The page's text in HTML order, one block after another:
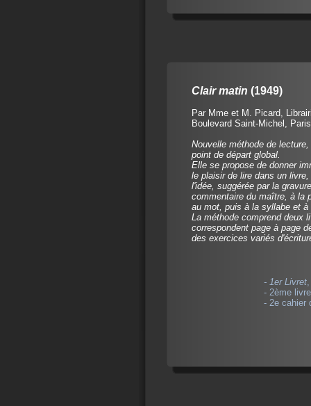
- 1er Livret
- 2ème
- 2e cahier
Clair matin (1949)
Par Mme et M. Picard,
Boulevard Saint-Michel,
Nouvelle méthode de
point de départ global.
Elle se propose de donner
le plaisir de lire dans un
l'idée, suggérée par la
commentaire du maître, à la
au mot, puis à la syllabe et à
La méthode comprend deux
correspondent page à page
des exercices variés